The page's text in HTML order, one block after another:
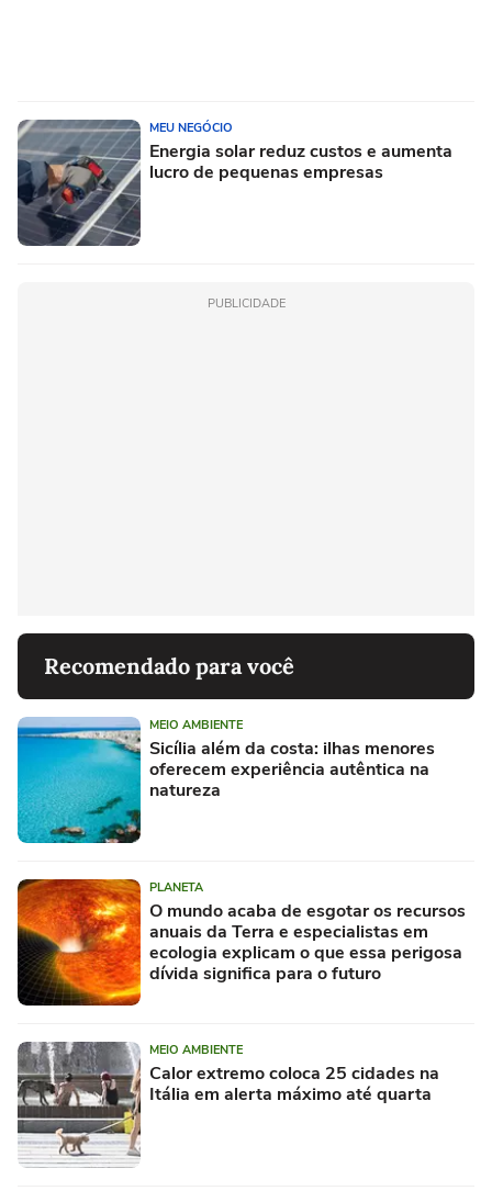
MEU NEGÓCIO
Energia solar reduz custos e aumenta
lucro de pequenas empresas
PUBLICIDADE
Recomendado para você
MEIO AMBIENTE
Sicília além da costa: ilhas menores
oferecem experiência autêntica na
natureza
PLANETA
O mundo acaba de esgotar os recursos
anuais da Terra e especialistas em
ecologia explicam o que essa perigosa
dívida significa para o futuro
MEIO AMBIENTE
Calor extremo coloca 25 cidades na
Itália em alerta máximo até quarta